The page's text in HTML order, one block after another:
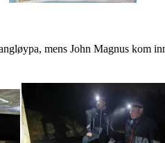
mens John Magnus kom